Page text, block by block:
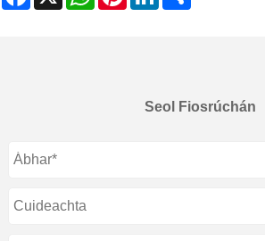
Seol Fiosrúchán